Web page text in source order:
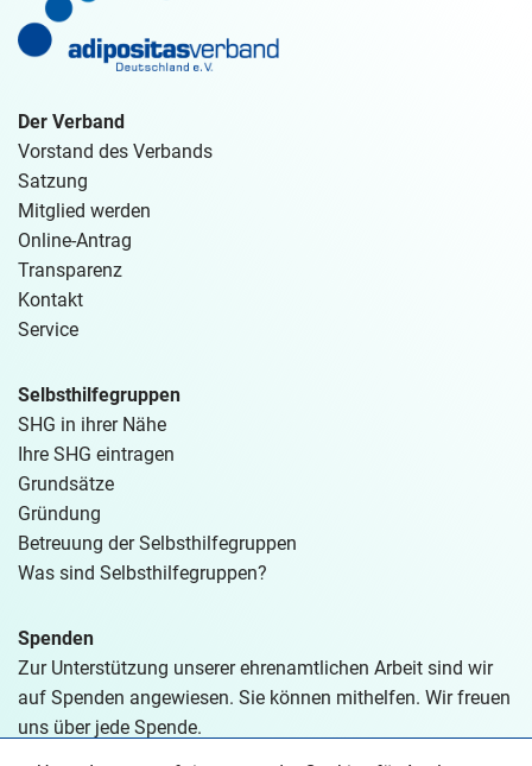
Der Verband
Vorstand des Verbands
Satzung
Mitglied werden
Online-Antrag
Transparenz
Kontakt
Service
Selbsthilfegruppen
SHG in ihrer Nähe
Ihre SHG eintragen
Grundsätze
Gründung
Betreuung der Selbsthilfegruppen
Was sind Selbsthilfegruppen?
Spenden
Zur Unterstützung unserer ehrenamtlichen Arbeit sind wir
auf Spenden angewiesen. Sie können mithelfen. Wir freuen
uns über jede Spende.